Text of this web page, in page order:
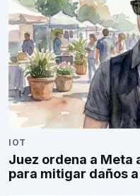
IOT
Juez ordena a Meta
para mitigar daños